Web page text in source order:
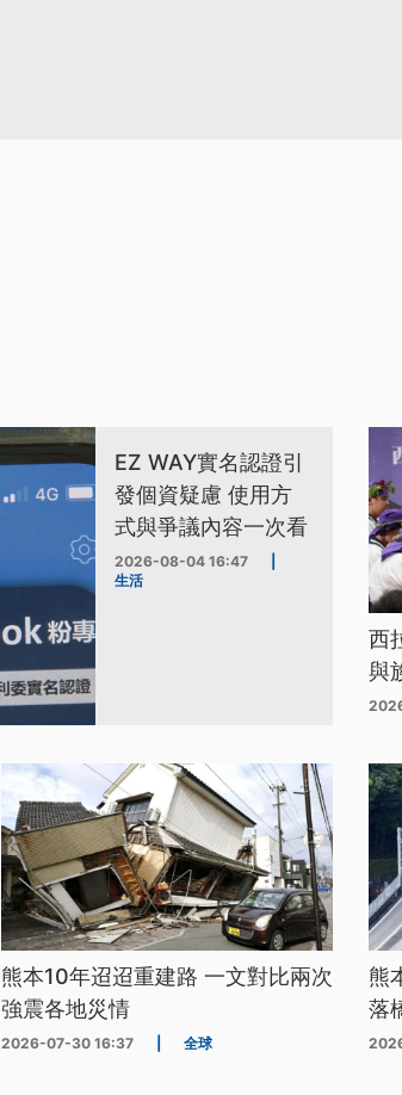
EZ WAY實名認證引
發個資疑慮 使用方
式與爭議內容一次看
2026-08-04 16:47
生活
西
與
熊本10年迢迢重建路 一文對比兩次
強震各地災情
2026-07-30 16:37 全球
熊
落